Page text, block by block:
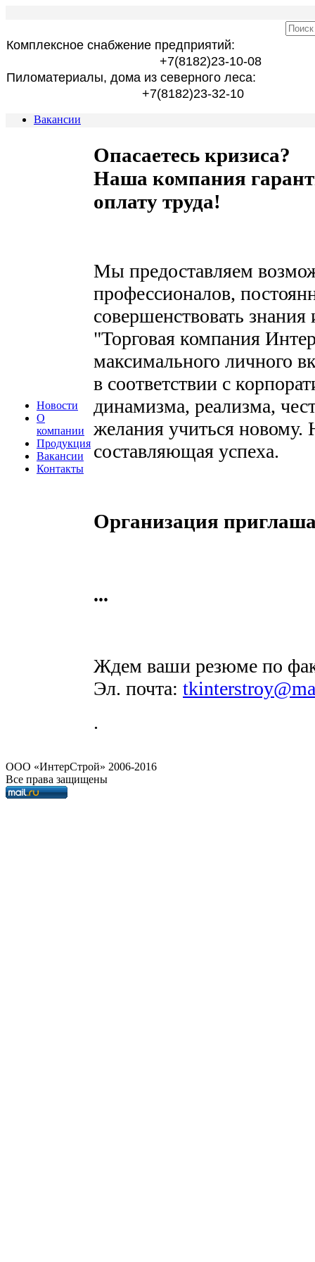
Комплексное снабжение предприятий:
+7(8182)23-10-08
Пиломатериалы, дома из северного леса:
+7(8182)23-32-10
Вакансии
Новости
О
компании
Продукция
Вакансии
Контакты
Опасаетесь кризиса?
Наша компания
оплату труда!
Мы предоставляем
профессионалов,
совершенствовать
"Торговая компания
максимального личного
в соответствии с
динамизма, реализма,
желания учиться
составляющая успеха.
Организация
...
Ждем ваши резюме по
Эл. почта:
.
OOO «ИнтерСтрой» 2006-2016
Все права защищены